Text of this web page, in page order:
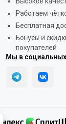
Работаем
Бесплатная
Бонусы и
покупателей
Мы в социальных